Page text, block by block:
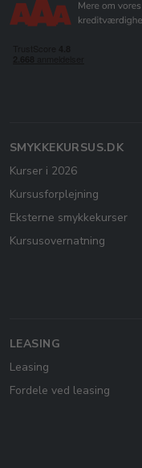
SMYKKEKURSUS.DK
Kurser i 2026
Kursusforplejning
Eksterne smykkekurser
Kursusovernatning
LEASING
Leasing
Fordele ved leasing